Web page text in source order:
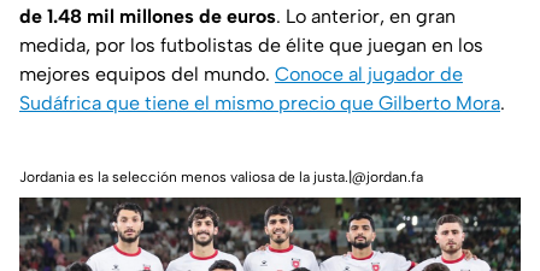
de 1.48 mil millones de euros. Lo anterior, en gran
medida, por los futbolistas de élite que juegan en los
mejores equipos del mundo. Conoce al jugador de
Sudáfrica que tiene el mismo precio que Gilberto Mora.
Jordania es la selección menos valiosa de la justa.|@jordan.fa